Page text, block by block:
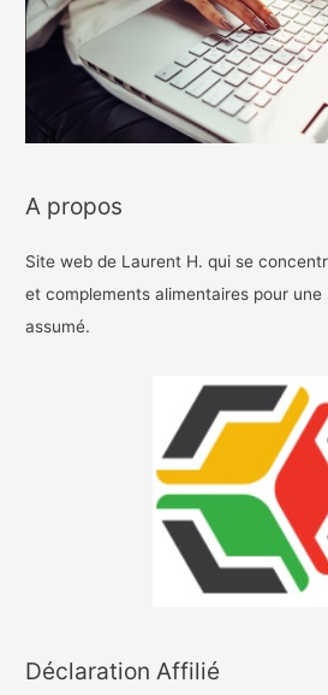
A propos
Site web de Laurent H. qui se
et complements alimentaires pour
assumé.
Déclaration Affilié